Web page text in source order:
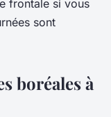
frontale si vous
sont
boréales à